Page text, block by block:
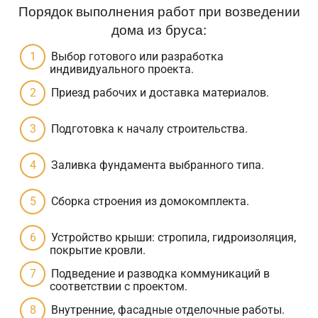
Порядок выполнения работ при возведении
дома из бруса:
Выбор готового или разработка
индивидуального проекта.
Приезд рабочих и доставка материалов.
Подготовка к началу строительства.
Заливка фундамента выбранного типа.
Сборка строения из домокомплекта.
Устройство крыши: стропила, гидроизоляция,
покрытие кровли.
Подведение и разводка коммуникаций в
соответствии с проектом.
Внутренние, фасадные отделочные работы.